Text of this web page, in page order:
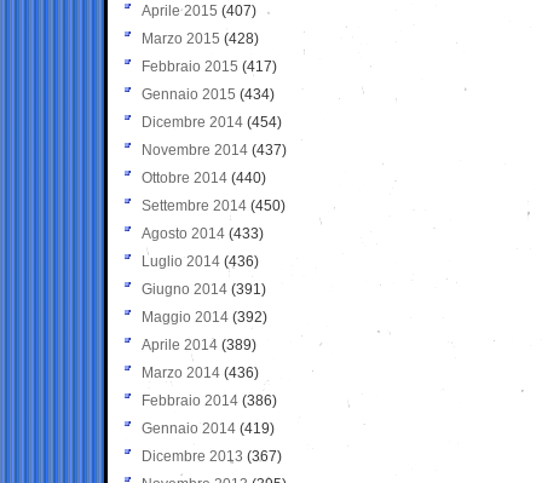
Aprile 2015 (407)
Marzo 2015 (428)
Febbraio 2015 (417)
Gennaio 2015 (434)
Dicembre 2014 (454)
Novembre 2014 (437)
Ottobre 2014 (440)
Settembre 2014 (450)
Agosto 2014 (433)
Luglio 2014 (436)
Giugno 2014 (391)
Maggio 2014 (392)
Aprile 2014 (389)
Marzo 2014 (436)
Febbraio 2014 (386)
Gennaio 2014 (419)
Dicembre 2013 (367)